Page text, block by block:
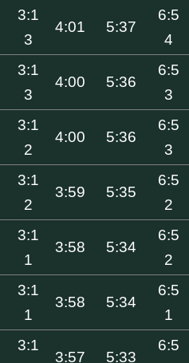
3:1
3
4:01 5:37
6:5
4
3:1
3
4:00 5:36
6:5
3
3:1
2
4:00 5:36
6:5
3
3:1
2
3:59 5:35
6:5
2
3:1
1
3:58 5:34
6:5
2
3:1
1
3:58 5:34
6:5
1
3:1
3:57 5:33
6:5